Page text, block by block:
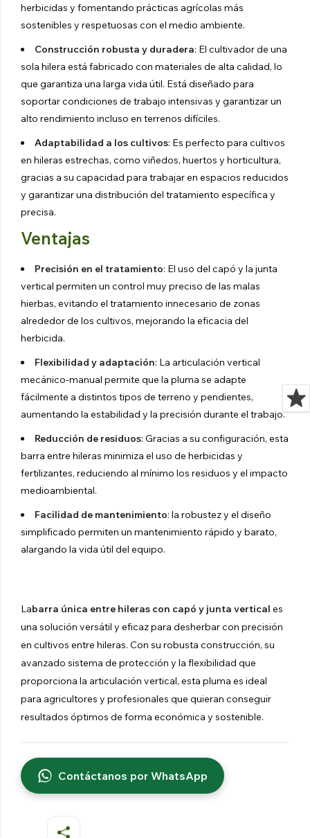
herbicidas y fomentando prácticas agrícolas más
sostenibles y respetuosas con el medio ambiente.
Construcción robusta y duradera: El cultivador de una
sola hilera está fabricado con materiales de alta calidad, lo
que garantiza una larga vida útil. Está diseñado para
soportar condiciones de trabajo intensivas y garantizar un
alto rendimiento incluso en terrenos difíciles.
Adaptabilidad a los cultivos: Es perfecto para cultivos
en hileras estrechas, como viñedos, huertos y horticultura,
gracias a su capacidad para trabajar en espacios reducidos
y garantizar una distribución del tratamiento específica y
precisa.
Ventajas
Precisión en el tratamiento: El uso del capó y la junta
vertical permiten un control muy preciso de las malas
hierbas, evitando el tratamiento innecesario de zonas
alrededor de los cultivos, mejorando la eficacia del
herbicida.
Flexibilidad y adaptación: La articulación vertical
mecánico-manual permite que la pluma se adapte
fácilmente a distintos tipos de terreno y pendientes,
aumentando la estabilidad y la precisión durante el trabajo.
Reducción de residuos: Gracias a su configuración, esta
barra entre hileras minimiza el uso de herbicidas y
fertilizantes, reduciendo al mínimo los residuos y el impacto
medioambiental.
Facilidad de mantenimiento: la robustez y el diseño
simplificado permiten un mantenimiento rápido y barato,
alargando la vida útil del equipo.
Labarra única entre hileras con capó y junta vertical es
una solución versátil y eficaz para desherbar con precisión
en cultivos entre hileras. Con su robusta construcción, su
avanzado sistema de protección y la flexibilidad que
proporciona la articulación vertical, esta pluma es ideal
para agricultores y profesionales que quieran conseguir
resultados óptimos de forma económica y sostenible.
Contáctanos por WhatsApp